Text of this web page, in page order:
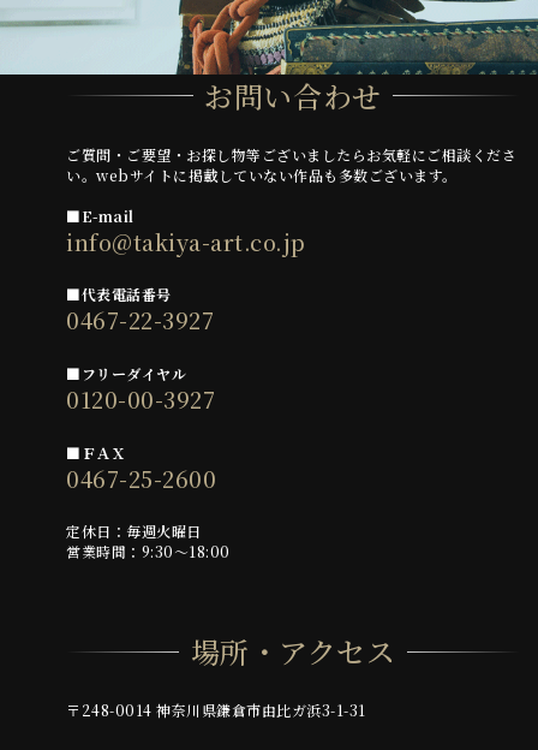
お問い合わせ
ご質問・ご要望・お探し物等ございましたらお気軽にご相談くださ
い。webサイトに掲載していない作品も多数ございます。
■E-mail
info@takiya-art.co.jp
■代表電話番号
0467-22-3927
■フリーダイヤル
0120-00-3927
■ＦＡＸ
0467-25-2600
定休日：毎週火曜日
営業時間：9:30～18:00
場所・アクセス
〒248-0014 神奈川県鎌倉市由比ガ浜3-1-31